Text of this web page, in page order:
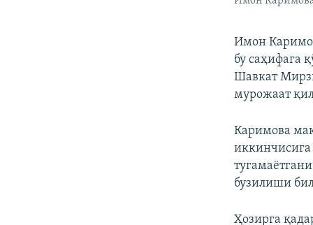
Имон
бу саҳифага
Шавкат
мурожаат
Каримова
иккинчисига
бузилиши
Ҳозирга